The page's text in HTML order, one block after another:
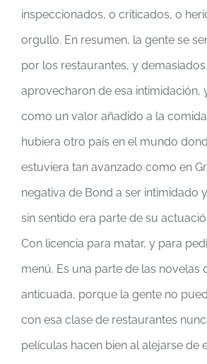
inspeccionados, o criticados, o
orgullo. En resumen, la gente se
por los restaurantes, y
aprovecharon de esa intimidación,
como un valor añadido a la
hubiera otro país en el mundo
estuviera tan avanzado como en
negativa de Bond a ser intimidado
sin sentido era parte de su
Con licencia para matar, y para
menú. Es una parte de las novelas
anticuada, porque la gente no
con esa clase de restaurantes
películas hacen bien al alejarse de